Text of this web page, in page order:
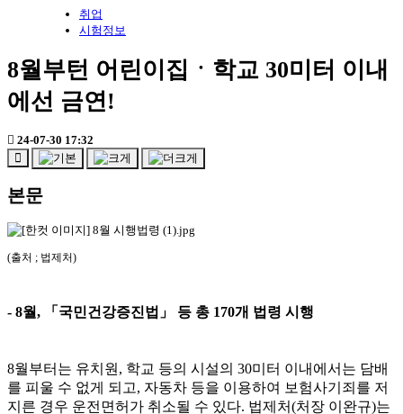
취업
시험정보
8월부턴 어린이집ㆍ학교 30미터 이내
에선 금연!
24-07-30 17:32
본문
(출처 ; 법제처)
- 8월, 「 국민건강증진법 」 등 총 170개 법령 시행
8월부터는 유치원 , 학교 등의 시설의 30미터 이내에서는 담배
를 피울 수 없게 되고, 자동차 등을 이용하여 보험사기죄를 저
지른 경우 운전면허가 취소될 수 있다. 법제처(처장 이완규)는